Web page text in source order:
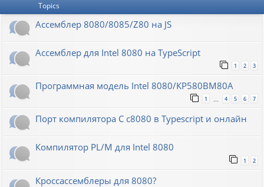
i
i
t
Topics
Ассемблер 8080/8085/Z80 на JS
Ассемблер для Intel 8080 на TypeScript
1 2 3
Программная модель Intel 8080/КР580ВМ80А
1 … 4 5 6 7
Порт компилятора С с8080 в Typescript и онлайн
Компилятор PL/M для Intel 8080
1 2
Кроссассемблеры для 8080?